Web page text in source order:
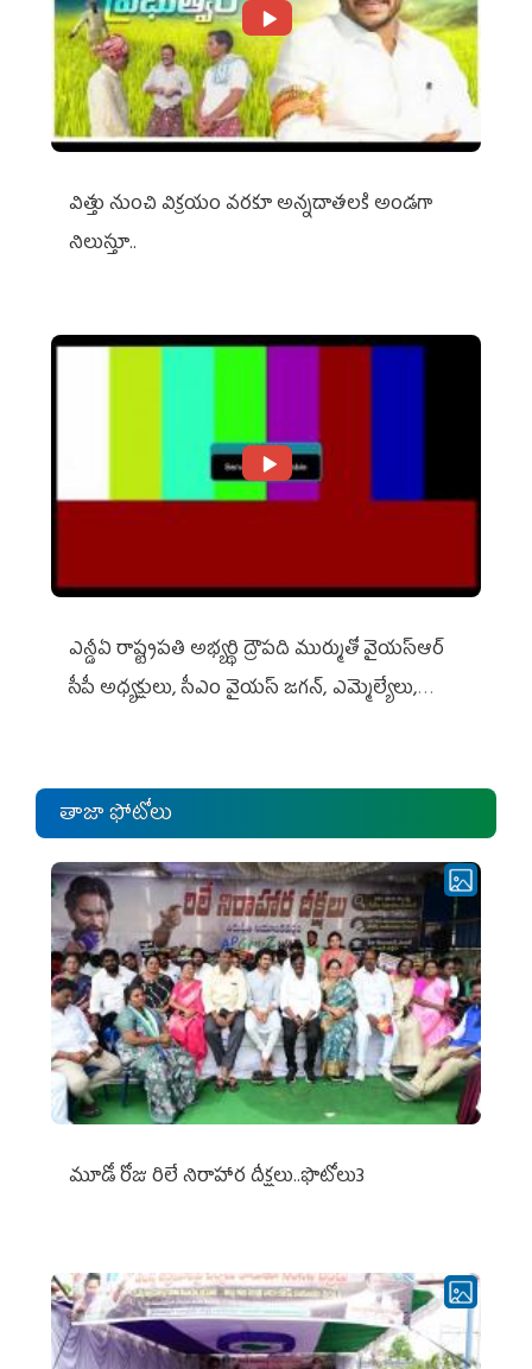
విత్తు నుంచి విక్రయం వరకూ అన్నదాతలకి అండగా
నిలుస్తూ..
ఎన్డీఏ రాష్ట్ర‌ప‌తి అభ్య‌ర్థి ద్రౌప‌ది ముర్ముతో వైయ‌స్ఆర్
సీపీ అధ్య‌క్షులు, సీఎం వైయ‌స్ జ‌గ‌న్, ఎమ్మెల్యేలు,
తాజా ఫోటోలు
మూడో రోజు రిలే నిరాహార దీక్షలు..ఫొటోలు3